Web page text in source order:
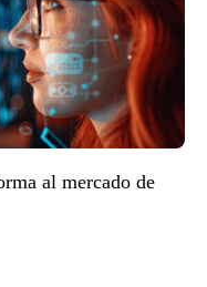
al mercado de